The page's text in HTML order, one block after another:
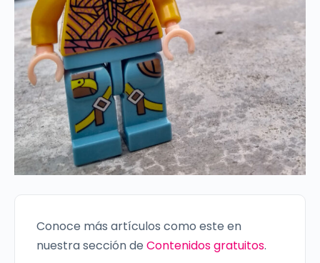
Conoce más artículos como este en
nuestra sección de Contenidos gratuitos.